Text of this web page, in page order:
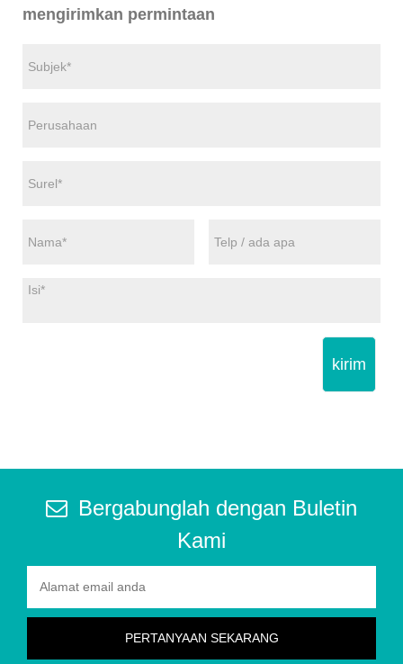
mengirimkan permintaan
kirim
Bergabunglah dengan Buletin
Kami